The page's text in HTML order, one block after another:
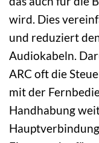
wird. Dies
und reduziert
Audiokabeln.
ARC oft die
mit der
Handhabung